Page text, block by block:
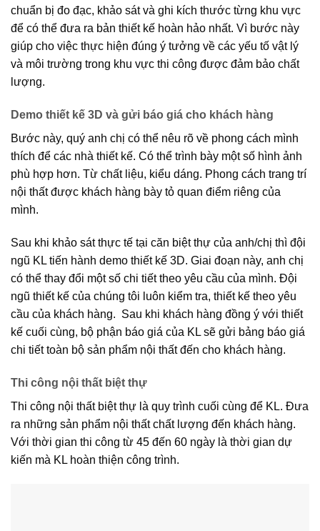
chuẩn bị đo đạc, khảo sát và ghi kích thước từng khu vực
để có thể đưa ra bản thiết kế hoàn hảo nhất. Vì bước này
giúp cho việc thực hiện đúng ý tưởng về các yếu tố vật lý
và môi trường trong khu vực thi công được đảm bảo chất
lượng.
Demo thiết kế 3D và gửi báo giá cho khách hàng
Bước này, quý anh chị có thể nêu rõ về phong cách mình
thích để các nhà thiết kế. Có thể trình bày một số hình ảnh
phù hợp hơn. Từ chất liệu, kiểu dáng. Phong cách trang trí
nội thất được khách hàng bày tỏ quan điểm riêng của
mình.
Sau khi khảo sát thực tế tại căn biệt thự của anh/chị thì đội
ngũ KL tiến hành demo thiết kế 3D. Giai đoạn này, anh chị
có thể thay đổi một số chi tiết theo yêu cầu của mình. Đội
ngũ thiết kế của chúng tôi luôn kiểm tra, thiết kế theo yêu
cầu của khách hàng. Sau khi khách hàng đồng ý với thiết
kế cuối cùng, bộ phận báo giá của KL sẽ gửi bảng báo giá
chi tiết toàn bộ sản phẩm nội thất đến cho khách hàng.
Thi công nội thất biệt thự
Thi công nội thất biệt thự là quy trình cuối cùng để KL. Đưa
ra những sản phẩm nội thất chất lượng đến khách hàng.
Với thời gian thi công từ 45 đến 60 ngày là thời gian dự
kiến mà KL hoàn thiện công trình.